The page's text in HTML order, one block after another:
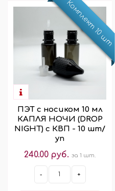
Комплект 10 шт
ПЭТ с носиком 10 мл
КАПЛЯ НОЧИ (DROP
NIGHT) с КВП - 10 шт/
уп
240.00 руб. за 1 шт.
- +